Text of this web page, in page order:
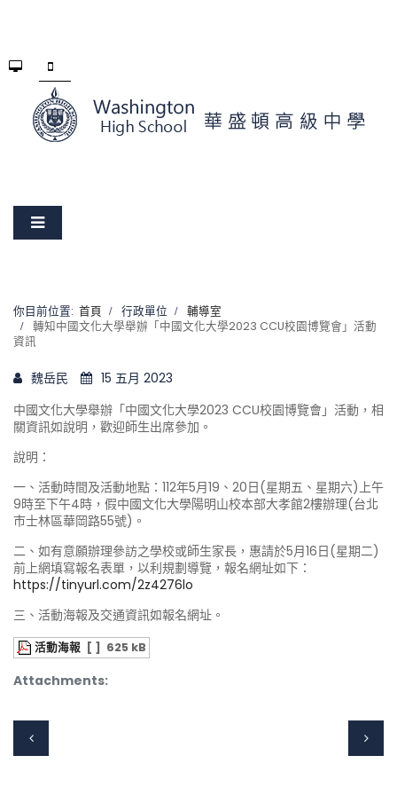
你目前位置: 首頁 行政單位
輔導室
轉知中國文化大學舉辦「中國文化大學2023 CCU校園博覽會」活動
資訊
魏岳民
15 五月 2023
中國文化大學舉辦「中國文化大學2023 CCU校園博覽會」活動，相
關資訊如說明，歡迎師生出席參加。
說明：
一、活動時間及活動地點：112年5月19、20日(星期五、星期六)上午
9時至下午4時，假中國文化大學陽明山校本部大孝館2樓辦理(台北
市士林區華岡路55號)。
二、如有意願辦理參訪之學校或師生家長，惠請於5月16日(星期二)
前上網填寫報名表單，以利規劃導覽，報名網址如下：
https://tinyurl.com/2z4276lo
三、活動海報及交通資訊如報名網址。
Attachments:
活動海報 [ ] 625 kB